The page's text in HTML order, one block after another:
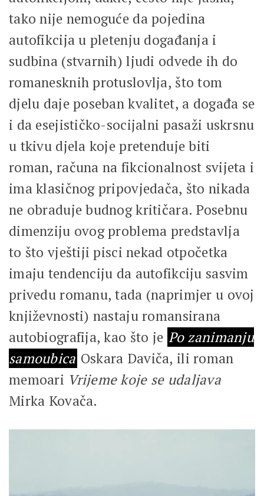
tako nije nemoguće da pojedina
autofikcija u pletenju događanja i
sudbina (stvarnih) ljudi odvede ih do
romanesknih protuslovlja, što tom
djelu daje poseban kvalitet, a događa se
i da esejističko-socijalni pasaži uskrsnu
u tkivu djela koje pretenduje biti
roman, računa na fikcionalnost svijeta i
ima klasičnog pripovjedača, što nikada
ne obraduje budnog kritičara. Posebnu
dimenziju ovog problema predstavlja
to što vještiji pisci nekad otpočetka
imaju tendenciju da autofikciju sasvim
privedu romanu, tada (naprimjer u ovoj
književnosti) nastaju romansirana
autobiografija, kao što je Po zanimanju
samoubica Oskara Daviča, ili roman
memoari Vrijeme koje se udaljava
Mirka Kovača.